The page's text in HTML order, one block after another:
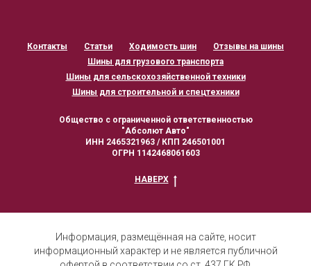
Контакты Статьи Ходимость шин
Отзывы на шины
Шины для грузового транспорта
Шины для сельскохозяйственной техники
Шины для строительной и спецтехники
Общество с ограниченной ответственностью
"Абсолют Авто"
ИНН 2465321963 / КПП 246501001
ОГРН 1142468061603
НАВЕРХ
Информация, размещённая на сайте, носит
информационный характер и не является публичной